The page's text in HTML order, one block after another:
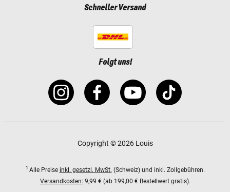
Schneller Versand
Folgt uns!
Copyright © 2026 Louis
1 Alle Preise inkl. gesetzl. MwSt. (Schweiz) und inkl. Zollgebühren.
Versandkosten: 9,99 € (ab 199,00 € Bestellwert gratis).